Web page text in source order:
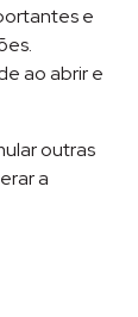
e
ao abrir e
outras
a